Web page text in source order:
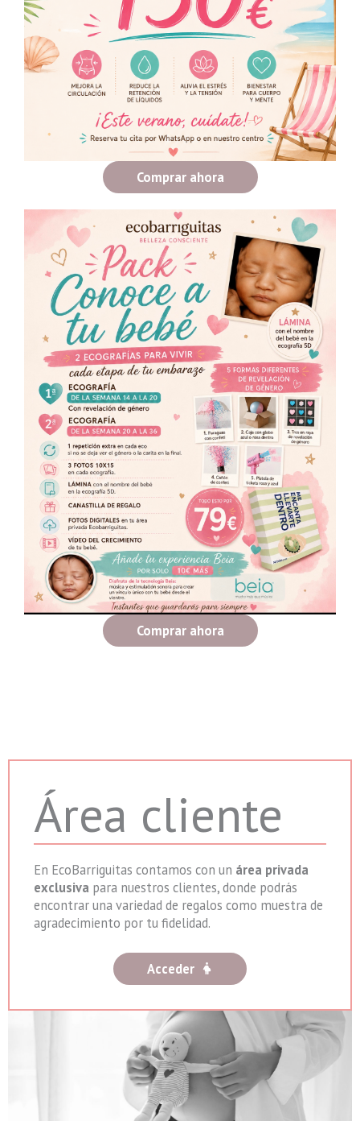
Comprar ahora
Comprar ahora
Área cliente
En EcoBarriguitas contamos con un área privada
exclusiva para nuestros clientes, donde podrás
encontrar una variedad de regalos como muestra de
agradecimiento por tu fidelidad.
Acceder